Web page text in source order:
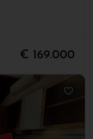
€ 169.000